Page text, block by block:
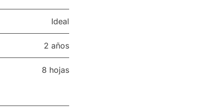
Ideal
2 años
8 hojas